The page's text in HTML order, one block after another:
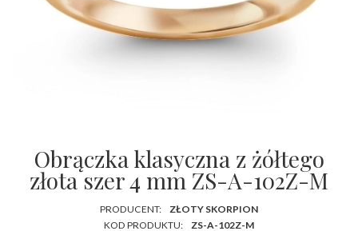
Obrączka klasyczna z żółtego
złota szer 4 mm ZS-A-102Z-M
PRODUCENT:
ZŁOTY SKORPION
KOD PRODUKTU:
ZS-A-102Z-M